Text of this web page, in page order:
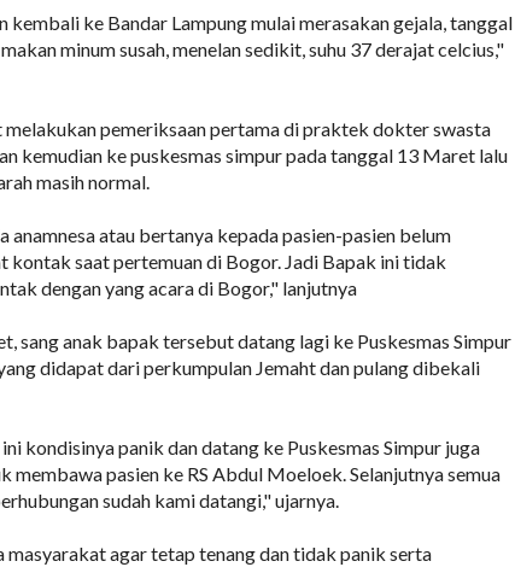
kembali ke Bandar Lampung mulai merasakan gejala, tanggal
minum susah, menelan sedikit, suhu 37 derajat celcius,"
melakukan pemeriksaan pertama di praktek dokter swasta
kemudian ke puskesmas simpur pada tanggal 13 Maret lalu
masih normal.
anamnesa atau bertanya kepada pasien-pasien belum
kontak saat pertemuan di Bogor. Jadi Bapak ini tidak
dengan yang acara di Bogor," lanjutnya
sang anak bapak tersebut datang lagi ke Puskesmas Simpur
didapat dari perkumpulan Jemaht dan pulang dibekali
kondisinya panik dan datang ke Puskesmas Simpur juga
membawa pasien ke RS Abdul Moeloek. Selanjutnya semua
sudah kami datangi," ujarnya.
masyarakat agar tetap tenang dan tidak panik serta